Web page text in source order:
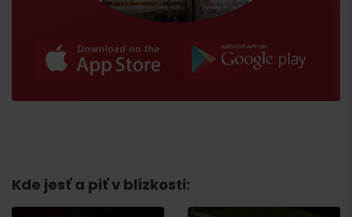
Kde jesť a piť v blízkosti: